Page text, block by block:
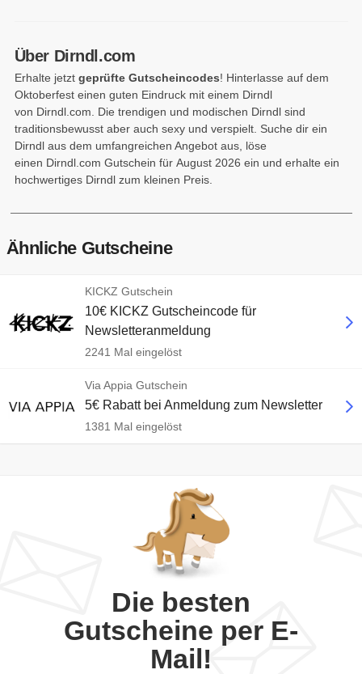
Über Dirndl.com
Erhalte jetzt geprüfte Gutscheincodes! Hinterlasse auf dem
Oktoberfest einen guten Eindruck mit einem Dirndl
von Dirndl.com. Die trendigen und modischen Dirndl sind
traditionsbewusst aber auch sexy und verspielt. Suche dir ein
Dirndl aus dem umfangreichen Angebot aus, löse
einen Dirndl.com Gutschein für August 2026 ein und erhalte ein
hochwertiges Dirndl zum kleinen Preis.
Ähnliche Gutscheine
KICKZ Gutschein
10€ KICKZ Gutscheincode für
Newsletteranmeldung
2241 Mal eingelöst
Via Appia Gutschein
5€ Rabatt bei Anmeldung zum Newsletter
1381 Mal eingelöst
Die besten
Gutscheine per E-
Mail!